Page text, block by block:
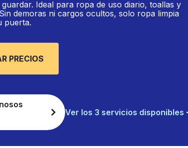
Ideal para ropa de uso diario, toallas y
demoras ni cargos ocultos, solo ropa limpia
puerta.
PRECIOS
Ver los 3 servicios disponibles